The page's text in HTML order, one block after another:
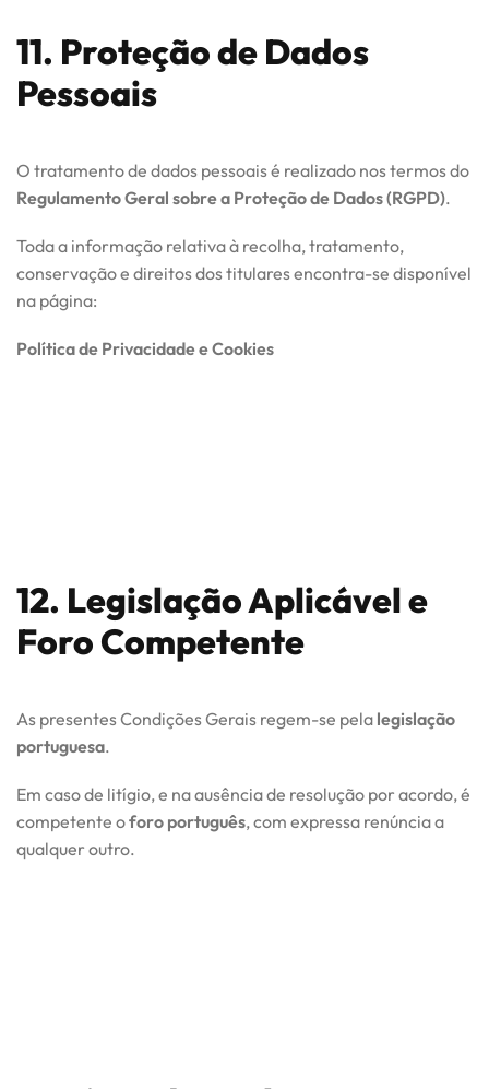
11. Proteção de Dados
Pessoais
O tratamento de dados pessoais é realizado nos termos do
Regulamento Geral sobre a Proteção de Dados (RGPD).
Toda a informação relativa à recolha, tratamento,
conservação e direitos dos titulares encontra-se disponível
na página:
Política de Privacidade e Cookies
12. Legislação Aplicável e
Foro Competente
As presentes Condições Gerais regem-se pela legislação
portuguesa.
Em caso de litígio, e na ausência de resolução por acordo, é
competente oforo português, com expressa renúncia a
qualquer outro.